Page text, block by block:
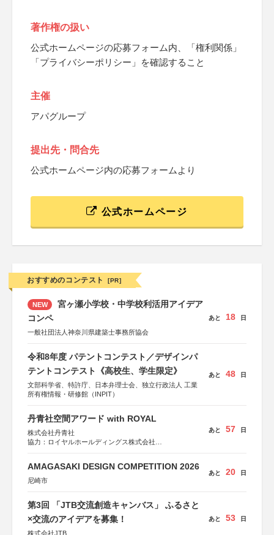
著作権の扱い
公式ホームページの応募フォーム内、「権利関係」
「プライバシーポリシー」を確認すること
主催
アパグループ
提出先・問合先
公式ホームページ内の応募フォームより
公式ホームページ
おすすめのコンテスト [PR]
NEW
宮ヶ瀬小学校・中学校利活用アイデア
コンペ
一般社団法人神奈川県建築士事務所協会
あと 18 日
令和8年度 パテントコンテスト／デザインパ
テントコンテスト《高校生、学生限定》
文部科学省、特許庁、日本弁理士会、独立行政法人 工業
所有権情報・研修館（INPIT）
あと 48 日
丹青社空間アワード with ROYAL
株式会社丹青社
協力：ロイヤルホールディングス株式会社
あと 57 日
AMAGASAKI DESIGN COMPETITION 2026
尼崎市
あと 20 日
第3回 「JTB交流創造キャンバス」 ふるさと
×交流のアイデアを募集！
株式会社JTB
あと 53 日